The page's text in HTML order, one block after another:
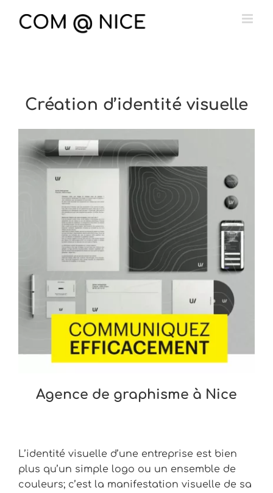
Création d’identité visuelle
Agence de graphisme à Nice
L’identité visuelle d’une entreprise est bien
plus qu’un simple logo ou un ensemble de
couleurs; c’est la manifestation visuelle de sa